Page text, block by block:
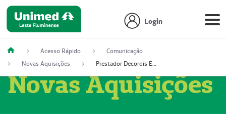
Login
Acesso Rápido
Comunicação
Novas Aquisições
Prestador Decordis Exames Cardiológicos LTDA (51004347-4)
Novas Aquisições